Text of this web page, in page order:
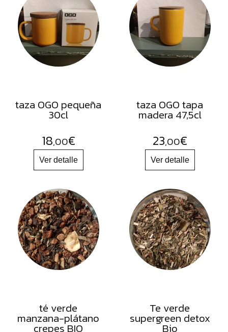
FRUTOS
SECOS
SAL
HIERBAS
HARINAS
FLORES
PRODUCTOS
ACCESORIOS
ALIMENTOS
DESHIDRATADOS
taza OGO pequeña
30cl
18,00€
taza OGO tapa
madera 47,5cl
23,00€
té verde
manzana-plátano
crepes BIO
Te verde
supergreen detox
Bio